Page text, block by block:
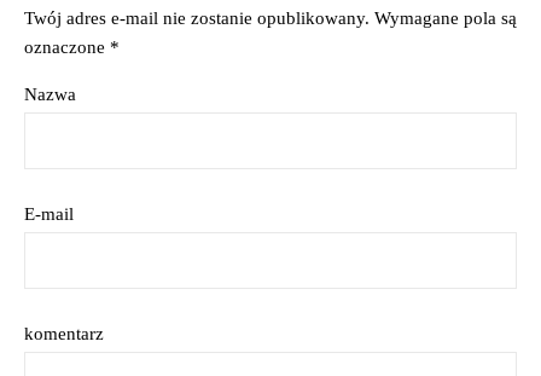
Twój adres e-mail nie zostanie opublikowany. Wymagane pola są
oznaczone *
Nazwa
E-mail
komentarz